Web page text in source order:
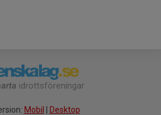
idrottsföreningar
Mobil | Desktop